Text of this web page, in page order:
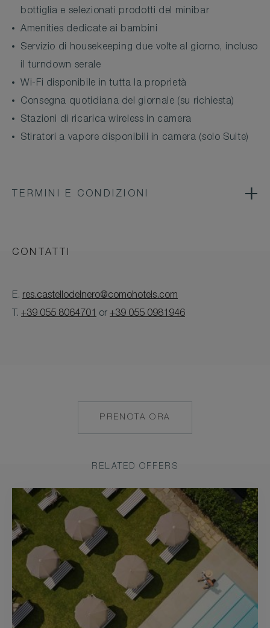
bottiglia e selezionati prodotti del minibar
Amenities dedicate ai bambini
Servizio di housekeeping due volte al giorno, incluso
il turndown serale
Wi-Fi disponibile in tutta la proprietà
Consegna quotidiana del giornale (su richiesta)
Stazioni di ricarica wireless in camera
Stiratori a vapore disponibili in camera (solo Suite)
TERMINI E CONDIZIONI
CONTATTI
E. res.castellodelnero@comohotels.com
T. +39 055 8064701 or +39 055 0981946
PRENOTA ORA
RELATED OFFERS